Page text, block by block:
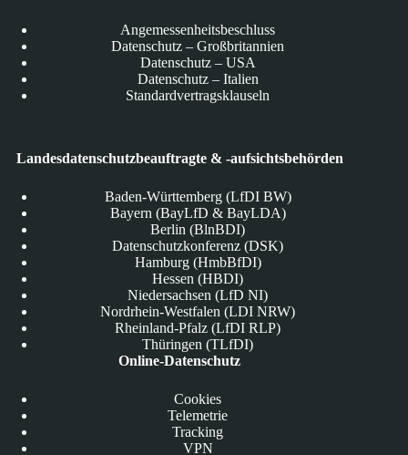
Angemessenheitsbeschluss
Datenschutz – Großbritannien
Datenschutz – USA
Datenschutz – Italien
Standardvertragsklauseln
Landesdatenschutzbeauftragte & -aufsichtsbehörden
Baden-Württemberg (LfDI BW)
Bayern (BayLfD & BayLDA)
Berlin (BlnBDI)
Datenschutzkonferenz (DSK)
Hamburg (HmbBfDI)
Hessen (HBDI)
Niedersachsen (LfD NI)
Nordrhein-Westfalen (LDI NRW)
Rheinland-Pfalz (LfDI RLP)
Thüringen (TLfDI)
Online-Datenschutz
Cookies
Telemetrie
Tracking
VPN